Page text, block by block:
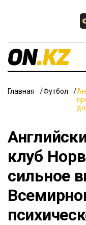
Главная Футбол
клуб
сильное